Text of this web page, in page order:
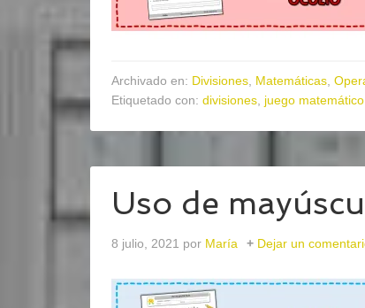
Archivado en: Divisiones Matemáticas
Etiquetado con: divisiones juego matemático
Uso de
8 julio, 2021 por María Dejar un